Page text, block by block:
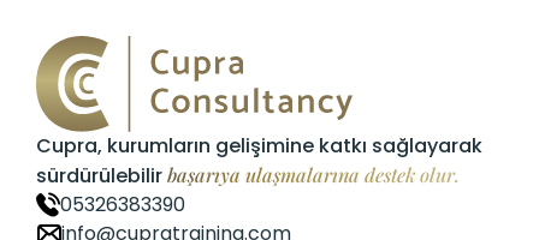
Cupra, kurumların gelişimine katkı sağlayarak
sürdürülebilirbaşarıya ulaşmalarına destek olur.
05326383390
info@cupratraining.com